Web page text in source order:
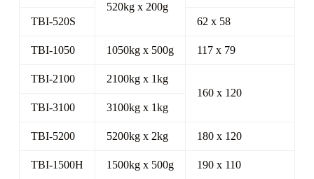
520kg x 200g
TBI-520S
62 x 58
TBI-1050 1050kg x 500g 117 x 79
TBI-2100
2100kg x 1kg
160 x 120
TBI-3100
3100kg x 1kg
TBI-5200 5200kg x 2kg 180 x 120
TBI-1500H 1500kg x 500g
190 x 110